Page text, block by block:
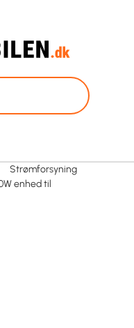
Strømforsyning
enhed til